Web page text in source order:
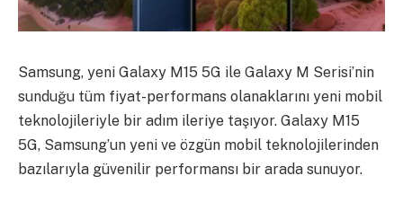
Samsung, yeni Galaxy M15 5G ile Galaxy M Serisi’nin
sunduğu tüm fiyat-performans olanaklarını yeni mobil
teknolojileriyle bir adım ileriye taşıyor. Galaxy M15
5G, Samsung’un yeni ve özgün mobil teknolojilerinden
bazılarıyla güvenilir performansı bir arada sunuyor.